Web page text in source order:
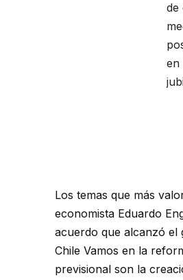
de
en
Los temas que más
economista Eduardo
acuerdo que alcanzó el
Chile Vamos en la
previsional son la